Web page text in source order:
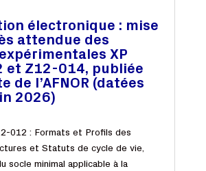
électronique : mise
attendue des
XP
et Z12-014, publiée
de l’AFNOR (datées
2026)
012 : Formats et Profils des
et Statuts de cycle de vie,
socle minimal applicable à la